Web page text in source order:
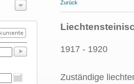
Zurück
1917 - 1920
Zuständige